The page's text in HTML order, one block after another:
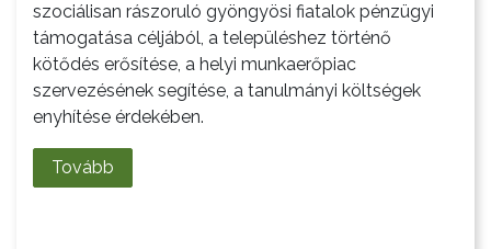
szociálisan rászoruló gyöngyösi fiatalok pénzügyi
támogatása céljából, a településhez történő
kötődés erősítése, a helyi munkaerőpiac
szervezésének segítése, a tanulmányi költségek
enyhítése érdekében.
Tovább